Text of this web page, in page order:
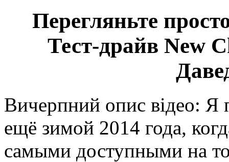
Перегляньте
Тест-драйв New
Вичерпний опис відео: Я
ещё зимой 2014 года,
самыми доступными на